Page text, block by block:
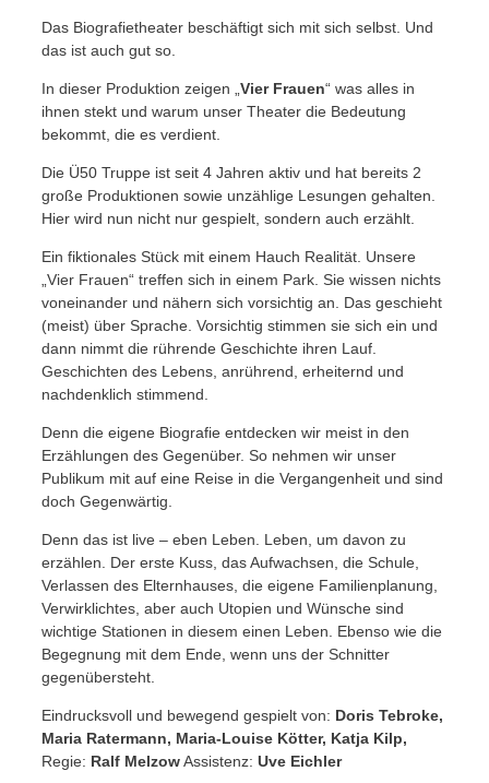
Das Biografietheater beschäftigt sich mit sich selbst. Und
das ist auch gut so.
In dieser Produktion zeigen „ Vier Frauen“ was alles in
ihnen stekt und warum unser Theater die Bedeutung
bekommt, die es verdient.
Die Ü50 Truppe ist seit 4 Jahren aktiv und hat bereits 2
große Produktionen sowie unzählige Lesungen gehalten.
Hier wird nun nicht nur gespielt, sondern auch erzählt.
Ein fiktionales Stück mit einem Hauch Realität. Unsere
„Vier Frauen“ treffen sich in einem Park. Sie wissen nichts
voneinander und nähern sich vorsichtig an. Das geschieht
(meist) über Sprache. Vorsichtig stimmen sie sich ein und
dann nimmt die rührende Geschichte ihren Lauf.
Geschichten des Lebens, anrührend, erheiternd und
nachdenklich stimmend.
Denn die eigene Biografie entdecken wir meist in den
Erzählungen des Gegenüber. So nehmen wir unser
Publikum mit auf eine Reise in die Vergangenheit und sind
doch Gegenwärtig.
Denn das ist live – eben Leben. Leben, um davon zu
erzählen. Der erste Kuss, das Aufwachsen, die Schule,
Verlassen des Elternhauses, die eigene Familienplanung,
Verwirklichtes, aber auch Utopien und Wünsche sind
wichtige Stationen in diesem einen Leben. Ebenso wie die
Begegnung mit dem Ende, wenn uns der Schnitter
gegenübersteht.
Eindrucksvoll und bewegend gespielt von: Doris Tebroke,
Maria Ratermann, Maria-Louise Kötter, Katja Kilp,
Regie: Ralf MelzowAssistenz: Uve Eichler